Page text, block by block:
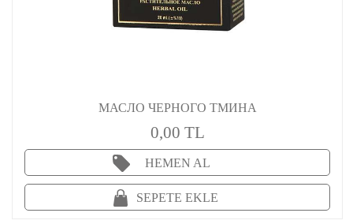
МАСЛО ЧЕРНОГО ТМИНА
0,00 TL
HEMEN AL
SEPETE EKLE